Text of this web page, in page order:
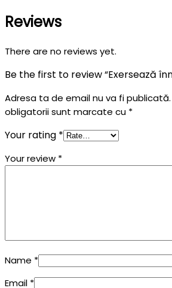
Reviews
There are no reviews yet.
Be the first to review “Exersează
Adresa ta de email nu va fi publicată.
obligatorii sunt marcate cu *
Your rating *
Your review *
Name *
Email *